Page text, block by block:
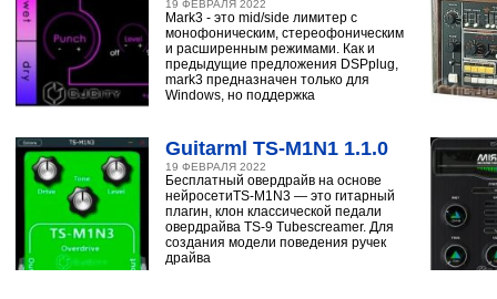
19 ФЕВРАЛЯ 2022
Mark3 - это mid/side лимитер с
монофоническим, стереофоническим
и расширенным режимами. Как и
предыдущие предложения DSPplug,
mark3 предназначен только для
Windows, но поддержка
Guitarml TS-M1N1 1.1.0
19 ФЕВРАЛЯ 2022
Бесплатный овердрайв на основе
нейросетиTS-M1N3 — это гитарный
плагин, клон классической педали
овердрайва TS-9 Tubescreamer. Для
создания модели поведения ручек
драйва